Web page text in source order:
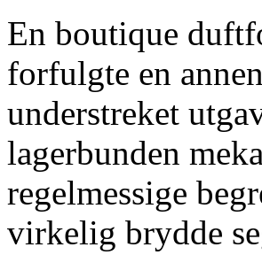
En boutique
forfulgte en
understreket
lagerbunden
regelmessige
virkelig brydde